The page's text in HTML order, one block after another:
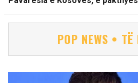
POP NEWS • TË